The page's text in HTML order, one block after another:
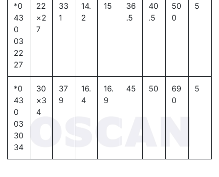
*0
43
0
03
22
27
22
×2
7
33
1
14.
2
15
36
.5
40
.5
50
0
5
*0
43
0
03
30
34
30
×3
4
37
9
16.
4
16.
9
45 50
69
0
5